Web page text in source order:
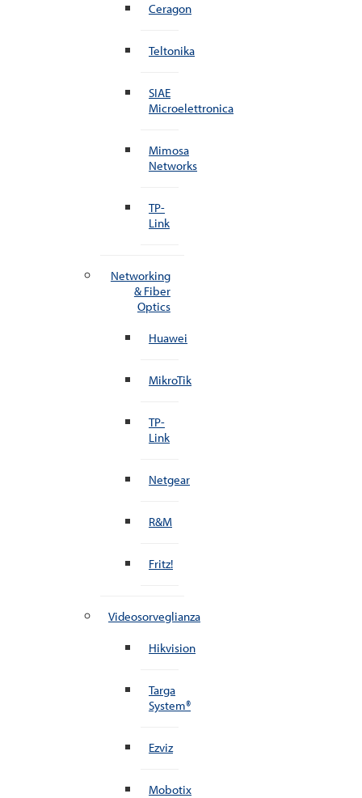
Ceragon
Teltonika
SIAE
Microelettronica
Mimosa
Networks
TP-
Link
Networking
& Fiber
Optics
Huawei
MikroTik
TP-
Link
Netgear
R&M
Fritz!
Videosorveglianza
Hikvision
Targa
System®
Ezviz
Mobotix